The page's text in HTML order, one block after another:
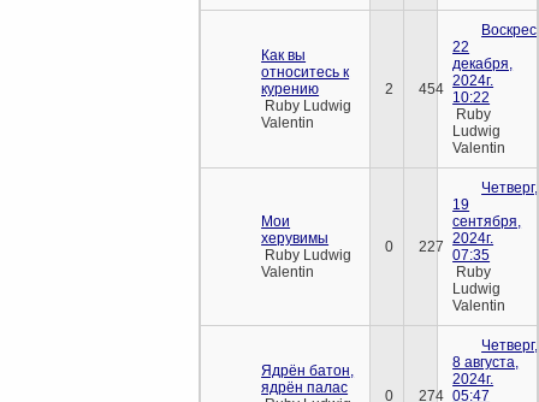
Как вы
относитесь к
курению
Ruby Ludwig
Valentin
2 454
22
декабря,
2024г.
10:22
Ruby
Ludwig
Valentin
Мои
херувимы
Ruby Ludwig
Valentin
0 227
Четверг,
19
сентября,
2024г.
07:35
Ruby
Ludwig
Valentin
Ядрён батон,
ядрён палас
0 274
Четверг,
8 августа,
2024г.
05:47